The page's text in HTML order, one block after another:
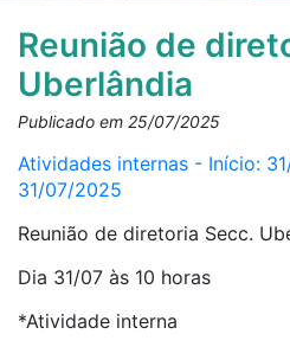
Reunião de
Uberlândia
Publicado em 25/07/2025
Atividades internas - Início:
31/07/2025
Reunião de diretoria Secc.
Dia 31/07 às 10 horas
*Atividade interna